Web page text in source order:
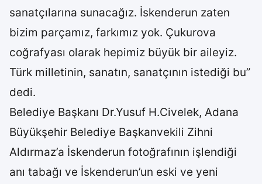
sanatçılarına sunacağız. İskenderun zaten
bizim parçamız, farkımız yok. Çukurova
coğrafyası olarak hepimiz büyük bir aileyiz.
Türk milletinin, sanatın, sanatçının istediği bu”
dedi.
Belediye Başkanı Dr.Yusuf H.Civelek, Adana
Büyükşehir Belediye Başkanvekili Zihni
Aldırmaz’a İskenderun fotoğrafının işlendiği
anı tabağı ve İskenderun’un eski ve yeni